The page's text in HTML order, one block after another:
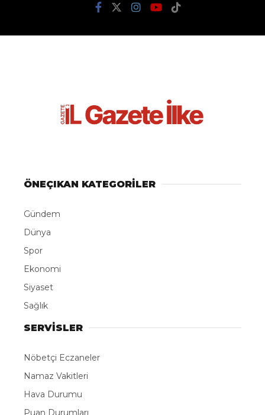
Mersin’in Mut ilçesinde 10 bin dekar alanda incir
beyaz incirden bu sene yaklaşık 90 bin ton rekolte
beklendiği belirtildi.
Mut ilçesinde kayısı ve erik sezonunun
tamamlanmasının ardından bugünlerde ilçede
beyaz ve siyah incir hasadına başlandı. Sadece
ilçede 10 bin dekar alanda üretilen incirden bu sene